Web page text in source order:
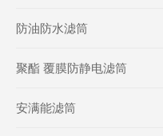
防油防水滤筒
聚酯 覆膜防静电滤筒
安满能滤筒